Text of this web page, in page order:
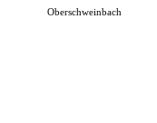
Oberschweinbach